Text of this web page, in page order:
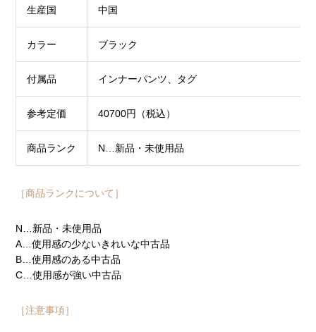
生産国 中国
カラー ブラック
付属品 インナーパンツ、タグ
参考定価 40700円（税込）
商品ランク N…新品・未使用品
［商品ランクについて］
N…新品・未使用品
A…使用感の少ないきれいな中古品
B…使用感のある中古品
C…使用感が強い中古品
［注意事項］